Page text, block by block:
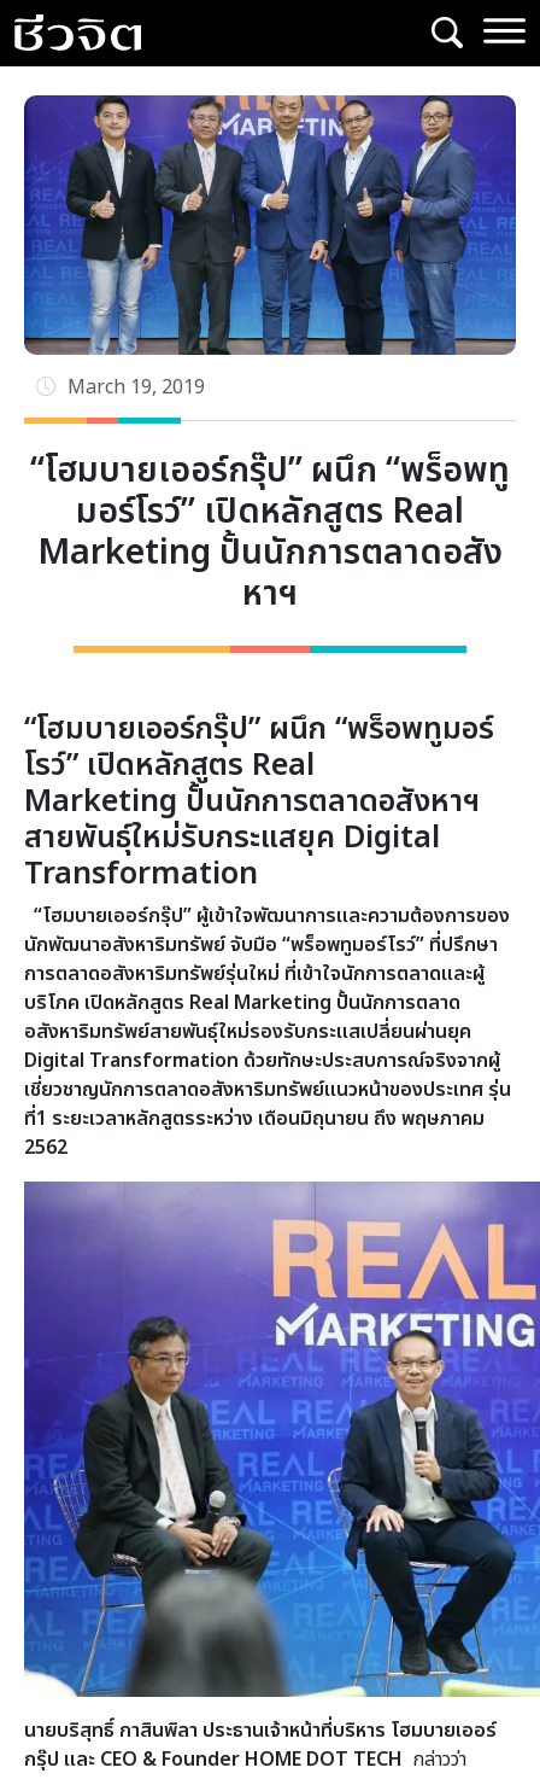
Skip
to
content
March 19, 2019
“โฮมบายเออร์กรุ๊ป” ผนึก “พร็อพทู
มอร์โรว์” เปิดหลักสูตร Real
Marketing ปั้นนักการตลาดอสัง
หาฯ
“โฮมบายเออร์กรุ๊ป” ผนึก “พร็อพทูมอร์
โรว์” เปิดหลักสูตร Real
Marketing ปั้นนักการตลาดอสังหาฯ
สายพันธุ์ใหม่รับกระแสยุค Digital
Transformation
“โฮมบายเออร์กรุ๊ป” ผู้เข้าใจพัฒนาการและความต้องการของ
นักพัฒนาอสังหาริมทรัพย์ จับมือ “พร็อพทูมอร์โรว์” ที่ปรึกษา
การตลาดอสังหาริมทรัพย์รุ่นใหม่ ที่เข้าใจนักการตลาดและผู้
บริโภค เปิดหลักสูตร Real Marketing ปั้นนักการตลาด
อสังหาริมทรัพย์สายพันธุ์ใหม่รองรับกระแสเปลี่ยนผ่านยุค
Digital Transformation ด้วยทักษะประสบการณ์จริงจากผู้
เชี่ยวชาญนักการตลาดอสังหาริมทรัพย์แนวหน้าของประเทศ รุ่น
ที่1 ระยะเวลาหลักสูตรระหว่าง เดือนมิถุนายน ถึง พฤษภาคม
2562
นายบริสุทธิ์ กาสินพิลา ประธานเจ้าหน้าที่บริหาร โฮมบายเออร์
กรุ๊ป และ CEO & Founder HOME DOT TECH กล่าวว่า